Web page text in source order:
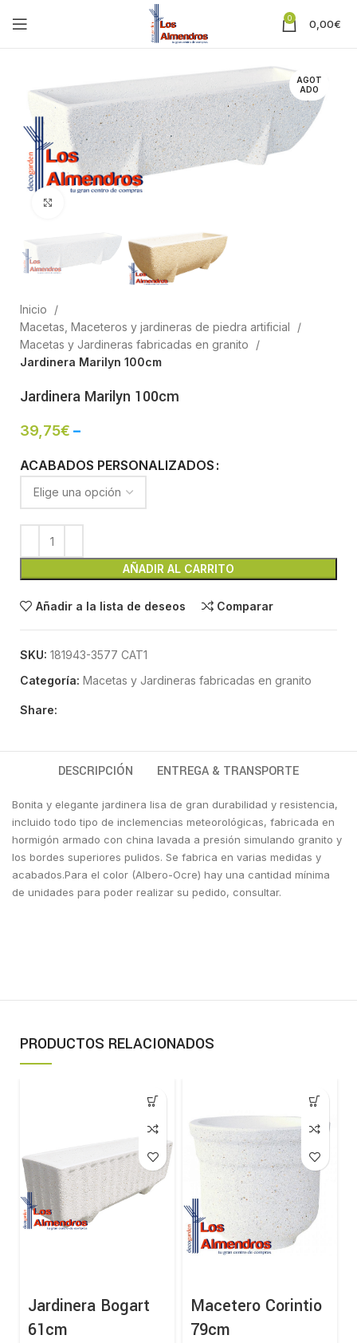
0 0,00€
AGOT
ADO
Inicio
Macetas, Maceteros y jardineras de piedra artificial
Macetas y Jardineras fabricadas en granito
Jardinera Marilyn 100cm
Jardinera Marilyn 100cm
39,75€ –
ACABADOS PERSONALIZADOS
AÑADIR AL CARRITO
Añadir a la lista de deseos Comparar
SKU: 181943-3577 CAT1
Categoría: Macetas y Jardineras fabricadas en granito
Share:
DESCRIPCIÓN ENTREGA & TRANSPORTE
Bonita y elegante jardinera lisa de gran durabilidad y resistencia,
incluido todo tipo de inclemencias meteorológicas, fabricada en
hormigón armado con china lavada a presión simulando granito y
los bordes superiores pulidos. Se fabrica en varias medidas y
acabados.Para el color (Albero-Ocre) hay una cantidad mínima
de unidades para poder realizar su pedido, consultar.
PRODUCTOS RELACIONADOS
Jardinera Bogart
61cm
Macetero Corintio
79cm